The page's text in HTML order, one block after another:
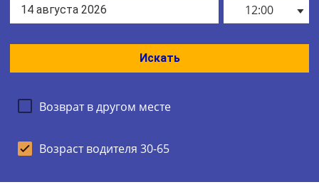
12:00
Искать
Возврат в другом месте
Возраст водителя 30-65